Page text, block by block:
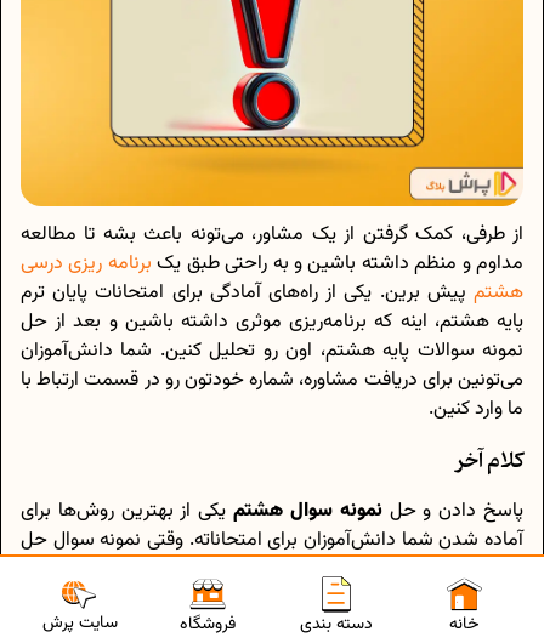
از طرفی، کمک گرفتن از یک مشاور، می‌تونه باعث بشه تا مطالعه
مداوم و منظم داشته باشین و به راحتی طبق یک برنامه ریزی درسی
هشتم پیش برین. یکی از راه‌های آمادگی برای امتحانات پایان ترم
پایه هشتم، اینه که برنامه‌ریزی موثری داشته باشین و بعد از حل
نمونه سوالات پایه هشتم، اون رو تحلیل کنین. شما دانش‌آموزان
می‌تونین برای دریافت مشاوره، شماره خودتون رو در قسمت ارتباط با
ما وارد کنین.
کلام آخر
پاسخ دادن و حلنمونه سوال هشتمیکی از بهترین روش‌ها برای
آماده شدن شما دانش‌آموزان برای امتحاناته. وقتی نمونه سوال حل
می‌کنین، علاوه بر افزایش آمادگی، به‌وضوح متوجه نقاط ضعف و
قوت خودتون هم میشین و می‌تونین خیلی راحت تمام مباحث
درسی رو جمع‌بندی کنین.
سایت پرش فروشگاه دسته بندی خانه